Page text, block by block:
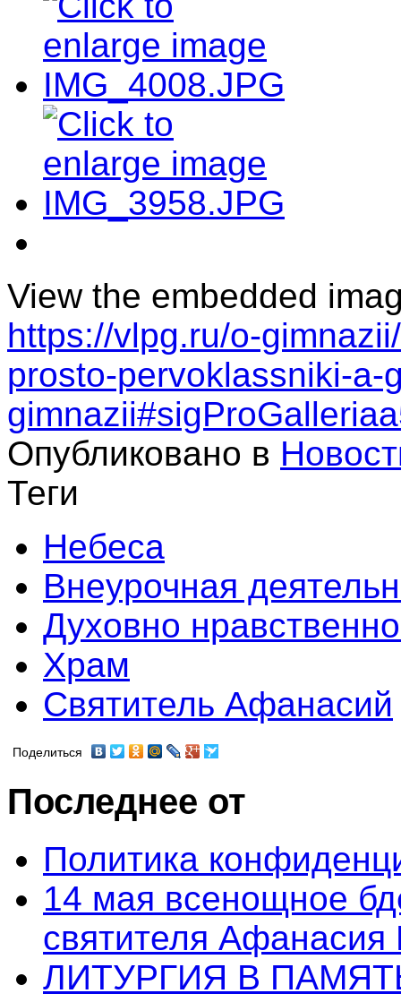
View the embedded
https://vlpg.ru/o-
prosto-pervoklassniki-a-
Опубликовано в
Теги
Небеса
Внеурочная
Духовно
Храм
Святитель Афанасий
Поделиться
Последнее от
Политика
14 мая всенощное
святителя Афанасия
ЛИТУРГИЯ В